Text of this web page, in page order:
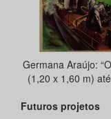
Germana Araújo:
(1,20 x 1,60 m)
Futuros projetos